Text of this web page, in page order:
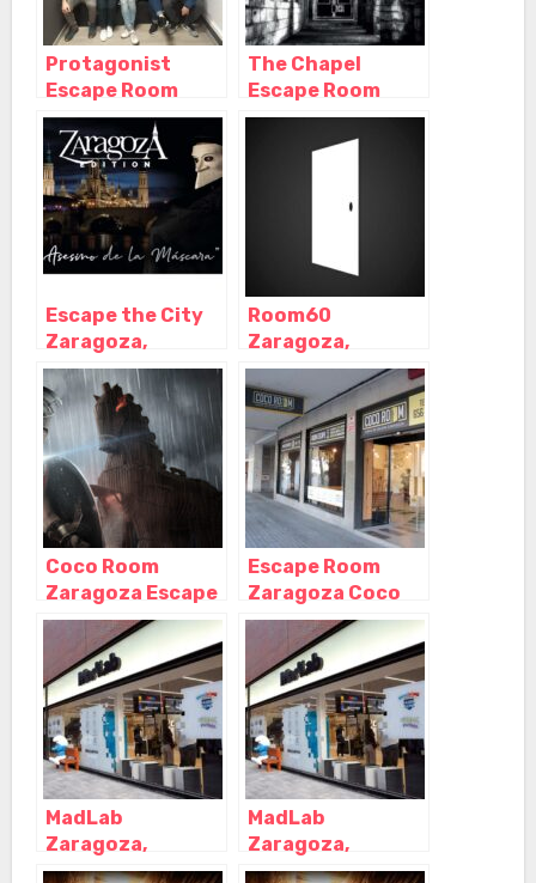
Protagonist
Escape Room
Zaragoza,
Zaragoza –
Aragón
The Chapel
Escape Room
Zaragoza,
Zaragoza –
Escape the City
Zaragoza,
Zaragoza –
Aragón
Room60
Zaragoza,
Zaragoza –
Aragón
Coco Room
Zaragoza Escape
Room – Antonio
Cánovas,
Zaragoza –
Zaragoza
Escape Room
Zaragoza Coco
Room – Paseo
Echegaray,
Zaragoza –
Zaragoza
MadLab
Zaragoza,
Zaragoza –
MadLab
Zaragoza,
Zaragoza –